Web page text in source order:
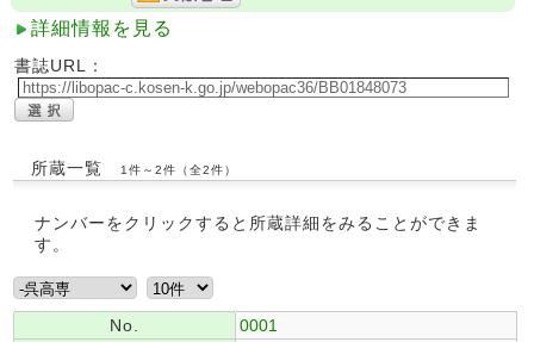
詳細情報を見る
書誌URL：
所蔵一覧 1件～2件（全2件）
ナンバーをクリックすると所蔵詳細をみることができま
す。
No.
0001